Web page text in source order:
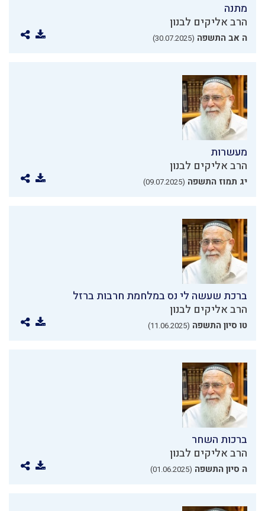
מתנה
הרב אליקים לבנון
ה אב התשפה (30.07.2025)
מעשרות
הרב אליקים לבנון
יג תמוז התשפה (09.07.2025)
ברכת שעשה לי נס במלחמת חרבות ברזל
הרב אליקים לבנון
טו סיון התשפה (11.06.2025)
ברכות השחר
הרב אליקים לבנון
ה סיון התשפה (01.06.2025)